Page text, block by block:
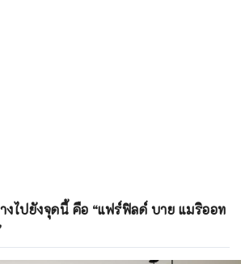
งไปยังจุดนี้ คือ “แฟร์ฟิลด์ บาย แมริออท